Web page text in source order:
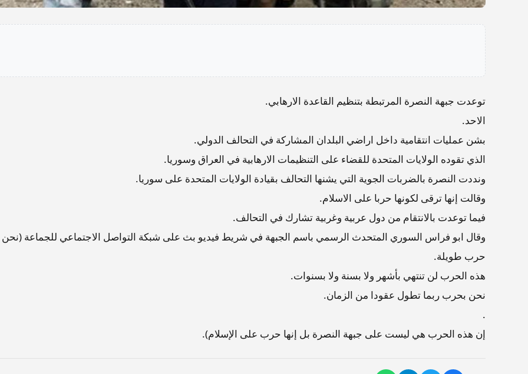
توعدت جبهة النصرة المرتبطة بتنظيم القاعدة الارهابي.
الاحد.
بشن عمليات انتقامية داخل اراضي البلدان المشاركة في التحالف الدولي.
الذي تقوده الولايات المتحدة للقضاء على التنظيمات الارهابية في العراق وسوريا.
ونددت النصرة بالضربات الجوية التي يشنها التحالف بقيادة الولايات المتحدة على سوريا.
وقالت إنها ترقى لكونها حربا على الاسلام.
فيما توعدت بالانتقام من دول عربية وغربية تشارك في التحالف.
وقال ابو فراس السوري المتحدث الرسمي باسم الجبهة في شريط فيديو بث على شبكة التواصل الاجتماعي للجماعة
حرب طويلة.
هذه الحرب لن تنتهي بأشهر ولا بسنة ولا بسنوات.
نحن بحرب ربما تطول عقودا من الزمان.
.
إن هذه الحرب هي ليست على جبهة النصرة بل إنها حرب على الإسلام).